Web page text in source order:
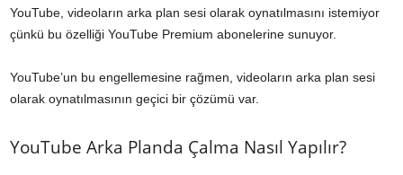
YouTube, videoların arka plan sesi olarak oynatılmasını istemiyor
çünkü bu özelliği YouTube Premium abonelerine sunuyor.
YouTube’un bu engellemesine rağmen, videoların arka plan sesi
olarak oynatılmasının geçici bir çözümü var.
YouTube Arka Planda Çalma Nasıl Yapılır?